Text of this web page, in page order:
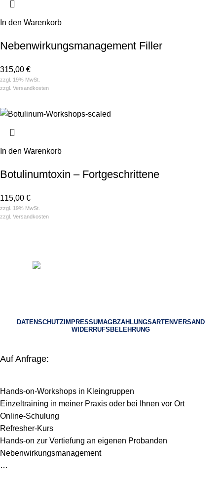
In den Warenkorb
Nebenwirkungsmanagement Filler
315,00 €
zzgl. 19% MwSt.
zzgl. Versandkosten
In den Warenkorb
Botulinum­toxin – Fort­geschrittene
115,00 €
zzgl. 19% MwSt.
zzgl. Versandkosten
DATENSCHUTZIMPRESSUMAGBZAHLUNGSARTENVERSAND
WIDERRUFSBELEHRUNG
Auf Anfrage:
Hands-on-Workshops in Kleingruppen
Einzeltraining in meiner Praxis oder bei Ihnen vor Ort
Online-Schulung
Refresher-Kurs
Hands-on zur Vertiefung an eigenen Probanden
Nebenwirkungsmanagement
…